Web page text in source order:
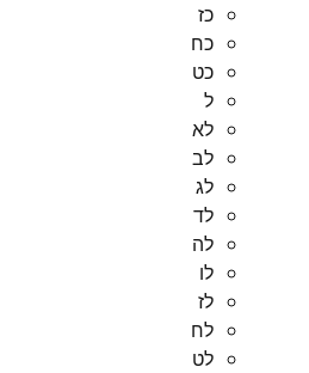
כז
כח
כט
ל
לא
לב
לג
לד
לה
לו
לז
לח
לט